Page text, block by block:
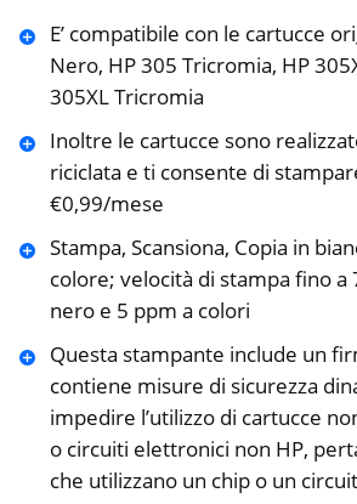
E’ compatibile con le cartucce
Nero, HP 305 Tricromia, HP
305XL Tricromia
Inoltre le cartucce sono
riciclata e ti consente di
€0,99/mese
Stampa, Scansiona, Copia in
colore; velocità di stampa fino a
nero e 5 ppm a colori
Questa stampante include un
contiene misure di sicurezza
impedire l’utilizzo di cartucce
o circuiti elettronici non HP,
che utilizzano un chip o un